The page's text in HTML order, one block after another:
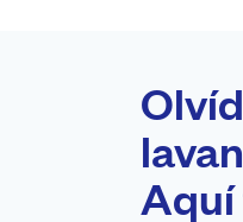
Aquí